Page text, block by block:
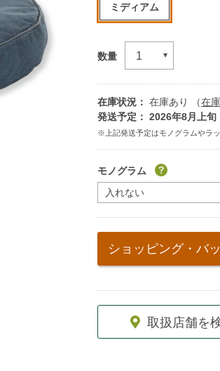
ミディアム
数量
在庫状況： 在庫あり （在
発送予定： 2026年8月上旬
to
cart
options
モノグラム
ショッピング・バ
取扱店舗を